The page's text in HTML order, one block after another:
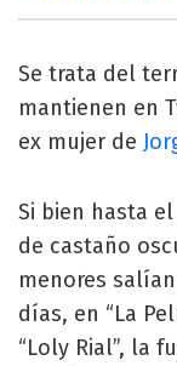
Se trata del
mantienen en
ex mujer de
Si bien hasta
de castaño
menores
días, en “La
“Loly Rial”, la